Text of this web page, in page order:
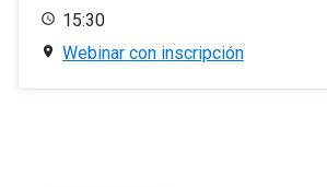
15:30
Webinar con inscripción